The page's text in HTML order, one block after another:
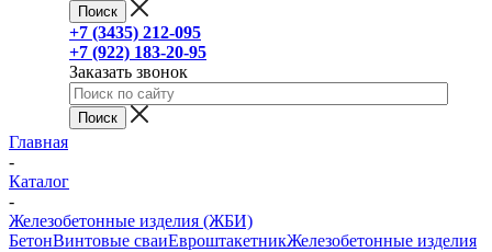
+7 (3435) 212-095
+7 (922) 183-20-95
Заказать звонок
Главная
-
Каталог
-
Железобетонные изделия (ЖБИ)
БетонВинтовые сваиЕвроштакетникЖелезобетонные изделия